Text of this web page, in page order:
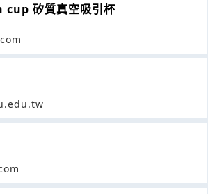
矽質真空吸引杯